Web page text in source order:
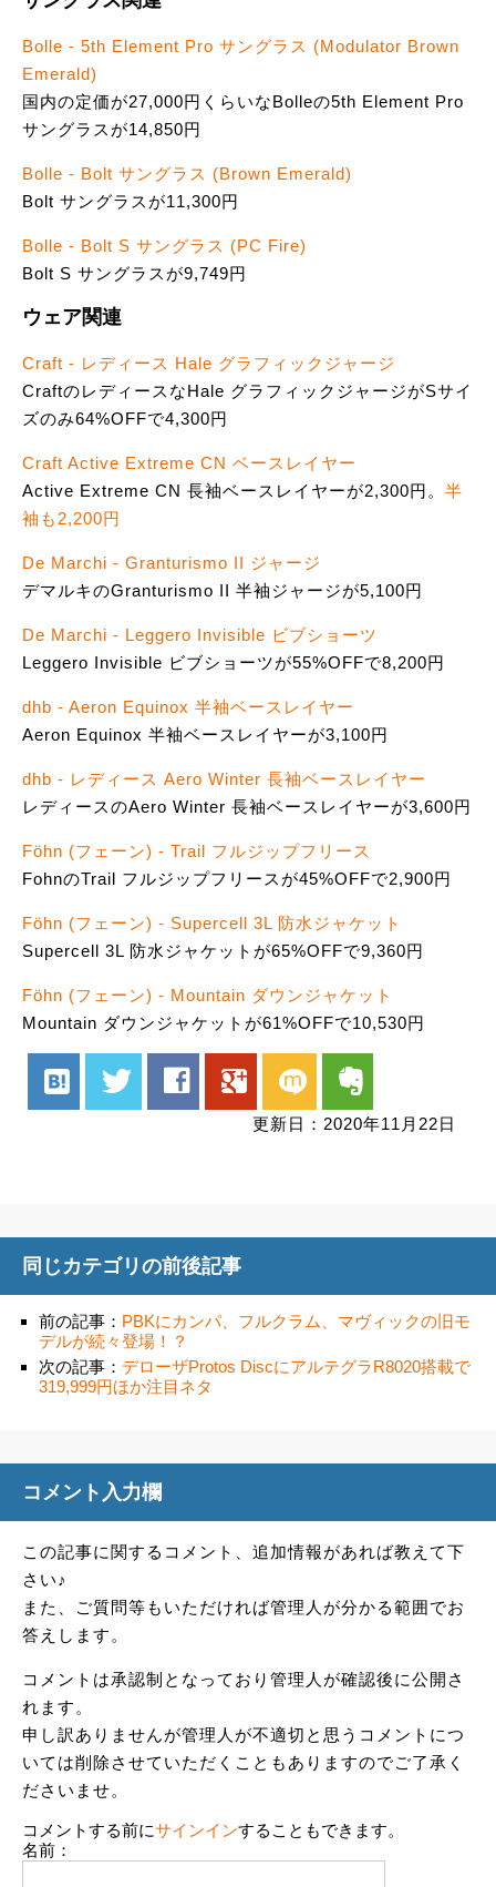
Bolle - 5th Element Pro サングラス (Modulator Brown
Emerald)
国内の定価が27,000円くらいなBolleの5th Element Pro
サングラスが14,850円
Bolle - Bolt サングラス (Brown Emerald)
Bolt サングラスが11,300円
Bolle - Bolt S サングラス (PC Fire)
Bolt S サングラスが9,749円
ウェア関連
Craft - レディース Hale グラフィックジャージ
CraftのレディースなHale グラフィックジャージがSサイ
ズのみ64%OFFで4,300円
Craft Active Extreme CN ベースレイヤー
Active Extreme CN 長袖ベースレイヤーが2,300円。 半
袖も2,200円
De Marchi - Granturismo II ジャージ
デマルキのGranturismo II 半袖ジャージが5,100円
De Marchi - Leggero Invisible ビブショーツ
Leggero Invisible ビブショーツが55%OFFで8,200円
dhb - Aeron Equinox 半袖ベースレイヤー
Aeron Equinox 半袖ベースレイヤーが3,100円
dhb - レディース Aero Winter 長袖ベースレイヤー
レディースのAero Winter 長袖ベースレイヤーが3,600円
Föhn (フェーン) - Trail フルジップフリース
FohnのTrail フルジップフリースが45%OFFで2,900円
Föhn (フェーン) - Supercell 3L 防水ジャケット
Supercell 3L 防水ジャケットが65%OFFで9,360円
Föhn (フェーン) - Mountain ダウンジャケット
Mountain ダウンジャケットが61%OFFで10,530円
hatenabookmark twitter facebook google mixi evernote
更新日：2020年11月22日
同じカテゴリの前後記事
前の記事： PBKにカンパ、フルクラム、マヴィックの旧モ
デルが続々登場！？
次の記事： デローザProtos DiscにアルテグラR8020搭載で
319,999円ほか注目ネタ
コメント入力欄
この記事に関するコメント、追加情報があれば教えて下
さい♪
また、ご質問等もいただければ管理人が分かる範囲でお
答えします。
コメントは承認制となっており管理人が確認後に公開さ
れます。
申し訳ありませんが管理人が不適切と思うコメントにつ
いては削除させていただくこともありますのでご了承く
ださいませ。
コメントする前にサインインすることもできます。
名前：